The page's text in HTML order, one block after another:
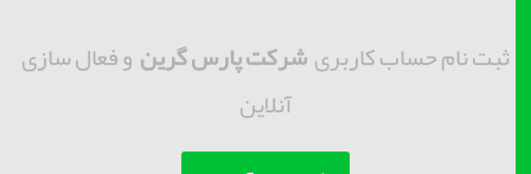
ثبت نام حساب کاربریشرکت پارس گرینو فعال سازی
آنلاین